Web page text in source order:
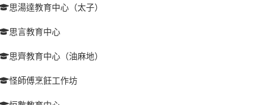
思湯達教育中心（太子）
思言教育中心
思齊教育中心（油麻地）
怪師傅烹飪工作坊